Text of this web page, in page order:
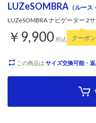
LUZeSOMBRA （ルース
LUZeSOMBRA ナビゲーター 2
￥9,900 税込 クーポ
この商品は サイズ交換可能・